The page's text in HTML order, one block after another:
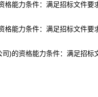
格能力条件：满足招标文件要
格能力条件：满足招标文件要
)的资格能力条件：满足招标